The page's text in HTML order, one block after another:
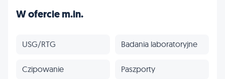
W ofercie m.in.
USG/RTG Badania laboratoryjne
Czipowanie Paszporty